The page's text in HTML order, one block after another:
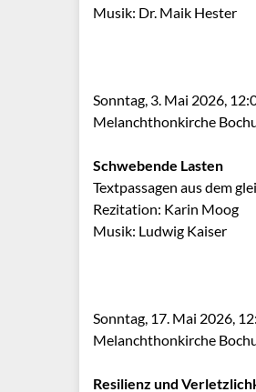
Musik: Dr. Maik Hester
Sonntag, 3. Mai 2026,
Melanchthonkirche
Schwebende Lasten
Textpassagen aus dem
Rezitation: Karin Moog
Musik: Ludwig Kaiser
Sonntag, 17. Mai 2026,
Melanchthonkirche
Resilienz und